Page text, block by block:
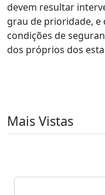
devem resultar
grau de prioridade, e
condições de
dos próprios dos
Mais Vistas